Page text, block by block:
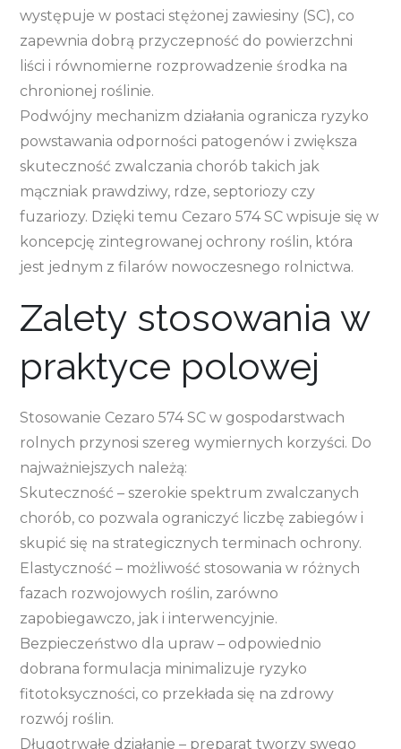
występuje w postaci stężonej zawiesiny (SC), co
zapewnia dobrą przyczepność do powierzchni
liści i równomierne rozprowadzenie środka na
chronionej roślinie.
Podwójny mechanizm działania ogranicza ryzyko
powstawania odporności patogenów i zwiększa
skuteczność zwalczania chorób takich jak
mączniak prawdziwy, rdze, septoriozy czy
fuzariozy. Dzięki temu Cezaro 574 SC wpisuje się w
koncepcję zintegrowanej ochrony roślin, która
jest jednym z filarów nowoczesnego rolnictwa.
Zalety stosowania w
praktyce polowej
Stosowanie Cezaro 574 SC w gospodarstwach
rolnych przynosi szereg wymiernych korzyści. Do
najważniejszych należą:
Skuteczność – szerokie spektrum zwalczanych
chorób, co pozwala ograniczyć liczbę zabiegów i
skupić się na strategicznych terminach ochrony.
Elastyczność – możliwość stosowania w różnych
fazach rozwojowych roślin, zarówno
zapobiegawczo, jak i interwencyjnie.
Bezpieczeństwo dla upraw – odpowiednio
dobrana formulacja minimalizuje ryzyko
fitotoksyczności, co przekłada się na zdrowy
rozwój roślin.
Długotrwałe działanie – preparat tworzy swego